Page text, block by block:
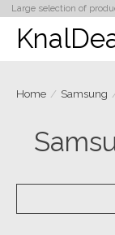
Large selection of
Home / Samsung